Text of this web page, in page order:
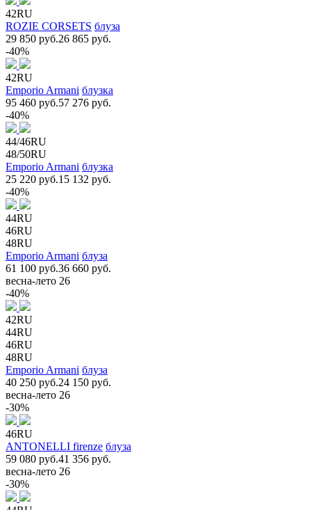
42RU
ROZIE CORSETS блуза
29 850 руб.26 865 руб.
-40%
42RU
Emporio Armani блузка
95 460 руб.57 276 руб.
-40%
44/46RU
48/50RU
Emporio Armani блузка
25 220 руб.15 132 руб.
-40%
44RU
46RU
48RU
Emporio Armani блуза
61 100 руб.36 660 руб.
весна-лето 26
-40%
42RU
44RU
46RU
48RU
Emporio Armani блуза
40 250 руб.24 150 руб.
весна-лето 26
-30%
46RU
ANTONELLI firenze блуза
59 080 руб.41 356 руб.
весна-лето 26
-30%